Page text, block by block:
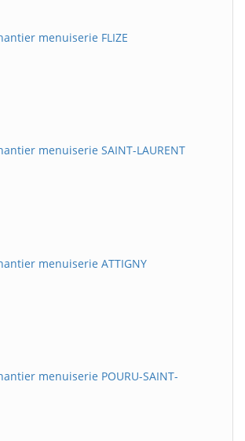
menuiserie FLIZE
menuiserie SAINT-LAURENT
menuiserie ATTIGNY
menuiserie POURU-SAINT-